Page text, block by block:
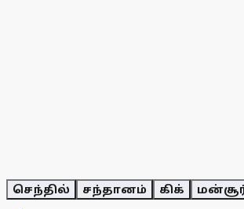
செந்தில் சந்தானம் கிக்